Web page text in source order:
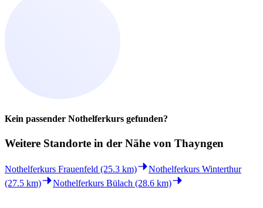
Kein passender Nothelferkurs gefunden?
Weitere Standorte in der Nähe von Thayngen
Nothelferkurs Frauenfeld (25.3 km)
Nothelferkurs Winterthur
(27.5 km)
Nothelferkurs Bülach (28.6 km)